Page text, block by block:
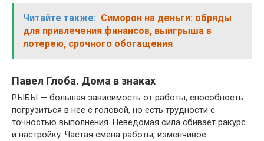
Читайте также: Симорон на деньги: обряды
для привлечения финансов, выигрыша в
лотерею, срочного обогащения
Павел Глоба. Дома в знаках
РЫБЫ — большая зависимость от работы, способность
погрузиться в нее с головой, но есть трудности с
точностью выполнения. Неведомая сила сбивает ракурс
и настройку. Частая смена работы, изменчивое